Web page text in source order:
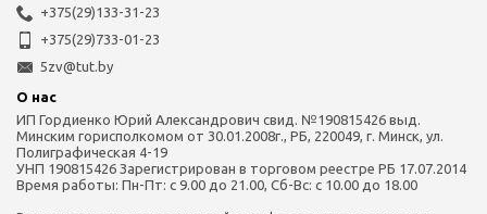
+375(29)‎133-31-23
+375(29)733-01-23
5zv@tut.by
О нас
ИП Гордиенко Юрий Александрович свид. №190815426 выд.
Минским горисполкомом от 30.01.2008г., РБ, 220049, г. Минск, ул.
Полиграфическая 4-19
УНП 190815426 Зарегистрирован в торговом реестре РБ 17.07.2014
Время работы: Пн-Пт: с 9.00 до 21.00, Сб-Вс: с 10.00 до 18.00